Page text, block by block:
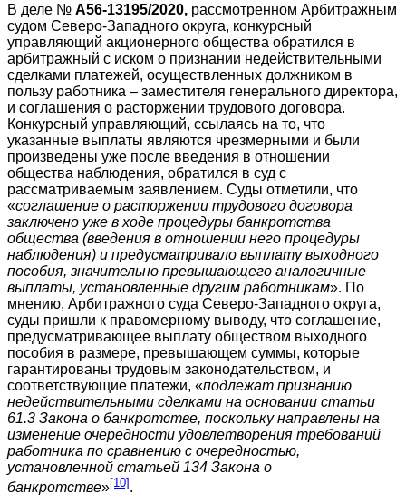
В деле № А56-13195/2020, рассмотренном Арбитражным
судом Северо-Западного округа, конкурсный
управляющий акционерного общества обратился в
арбитражный с иском о признании недействительными
сделками платежей, осуществленных должником в
пользу работника – заместителя генерального директора,
и соглашения о расторжении трудового договора.
Конкурсный управляющий, ссылаясь на то, что
указанные выплаты являются чрезмерными и были
произведены уже после введения в отношении
общества наблюдения, обратился в суд с
рассматриваемым заявлением. Суды отметили, что
«соглашение о расторжении трудового договора
заключено уже в ходе процедуры банкротства
общества (введения в отношении него процедуры
наблюдения) и предусматривало выплату выходного
пособия, значительно превышающего аналогичные
выплаты, установленные другим работникам». По
мнению, Арбитражного суда Северо-Западного округа,
суды пришли к правомерному выводу, что соглашение,
предусматривающее выплату обществом выходного
пособия в размере, превышающем суммы, которые
гарантированы трудовым законодательством, и
соответствующие платежи, «подлежат признанию
недействительными сделками на основании статьи
61.3 Закона о банкротстве, поскольку направлены на
изменение очередности удовлетворения требований
работника по сравнению с очередностью,
установленной статьей 134 Закона о
банкротстве»[10] .